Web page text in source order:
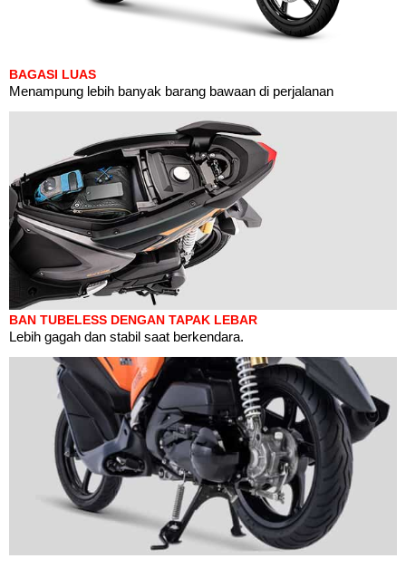
BAGASI LUAS
Menampung lebih banyak barang bawaan di perjalanan
BAN TUBELESS DENGAN TAPAK LEBAR
Lebih gagah dan stabil saat berkendara.